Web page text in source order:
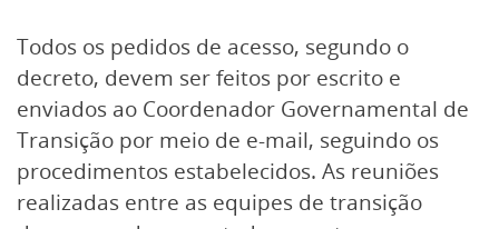
Todos os pedidos de acesso, segundo o
decreto, devem ser feitos por escrito e
enviados ao Coordenador Governamental de
Transição por meio de e-mail, seguindo os
procedimentos estabelecidos. As reuniões
realizadas entre as equipes de transição